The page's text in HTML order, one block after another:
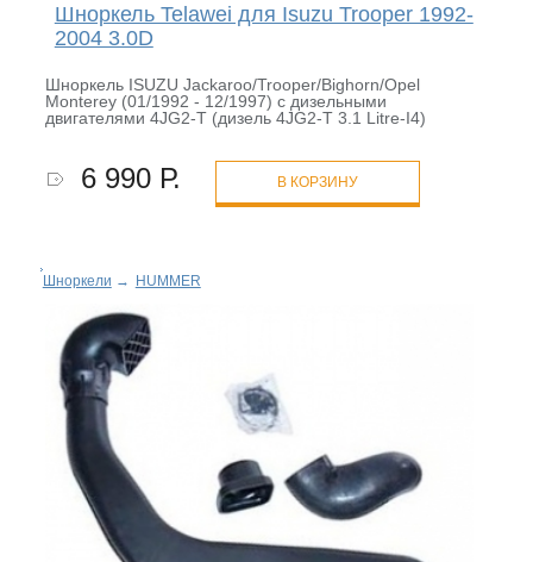
Шноркель Telawei для Isuzu Trooper 1992-
2004 3.0D
Шноркель ISUZU Jackaroo/Trooper/Bighorn/Opel
Monterey (01/1992 - 12/1997) с дизельными
двигателями 4JG2-T (дизель 4JG2-T 3.1 Litre-I4)
6 990 Р. В КОРЗИНУ
Шноркели → HUMMER